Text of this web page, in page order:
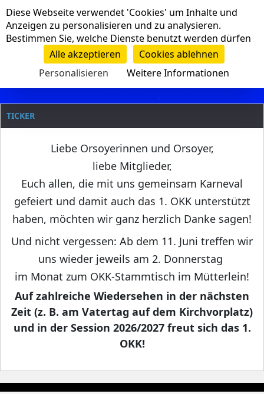
Navigation
Clanname
TICKER
Liebe Orsoyerinnen und Orsoyer,
liebe Mitglieder,
Euch allen, die mit uns gemeinsam Karneval
gefeiert und damit auch das 1. OKK unterstützt
haben, möchten wir ganz herzlich Danke sagen!
Und nicht vergessen: Ab dem 11. Juni treffen wir
uns wieder jeweils am 2. Donnerstag
im Monat zum OKK-Stammtisch im Mütterlein!
Auf zahlreiche Wiedersehen in der nächsten
Zeit (z. B. am Vatertag auf dem Kirchvorplatz)
und in der Session 2026/2027 freut sich das 1.
OKK!
Cookie-Einstellungen
Diese Webseite verwendet 'Cookies' um Inhalte und
Anzeigen zu personalisieren und zu analysieren.
Bestimmen Sie, welche Dienste benutzt werden dürfen
Alle akzeptieren
Cookies ablehnen
Personalisieren
Weitere Informationen